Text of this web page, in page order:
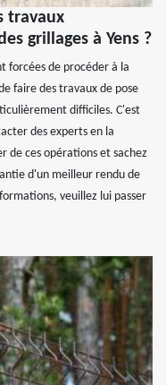
travaux
grillages à Yens ?
forcées de procéder à la
faire des travaux de pose
difficiles. C'est
des experts en la
de ces opérations et sachez
d'un meilleur rendu de
veuillez lui passer